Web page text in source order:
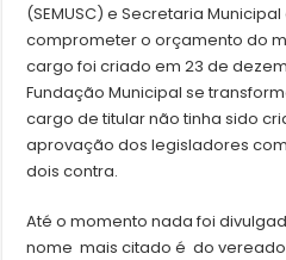
(SEMUSC) e Secretaria
comprometer o orçamento do
cargo foi criado em 23 de
Fundação Municipal se
cargo de titular não tinha sido
aprovação dos legisladores
dois contra.
Até o momento nada foi
nome mais citado é do